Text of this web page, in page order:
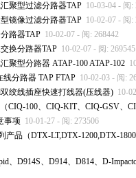
聚型过滤分路器TAP 10-03-04 - 阅:
镜像过滤分路器TAP 10-02-07 - 阅:
路器TAP 10-02-07 - 阅: 268442
换分路器TAP 10-02-07 - 阅: 269545
聚型分路器 ATAP-100 ATAP-102
线分路器 TAP FTAP 10-02-03 - 阅:
双绞线插座快速打线器(压线器) 10-
CIQ-100、CIQ-KIT、CIQ-GSV、
事项 10-01-27 - 阅: 273506
产品（DTX-LT,DTX-1200,DTX-
、D914S、D914、D814、D-